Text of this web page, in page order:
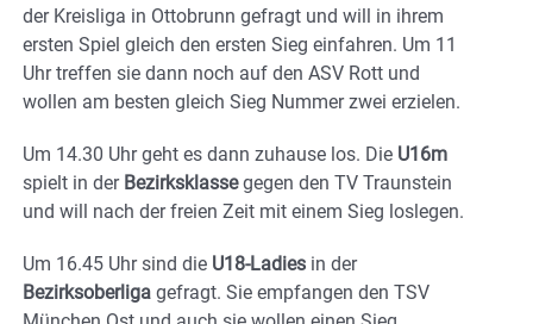
der Kreisliga in Ottobrunn gefragt und will in ihrem
ersten Spiel gleich den ersten Sieg einfahren. Um 11
Uhr treffen sie dann noch auf den ASV Rott und
wollen am besten gleich Sieg Nummer zwei erzielen.
Um 14.30 Uhr geht es dann zuhause los. Die U16m
spielt in der Bezirksklassegegen den TV Traunstein
und will nach der freien Zeit mit einem Sieg loslegen.
Um 16.45 Uhr sind die U18-Ladies in der
Bezirksoberliga gefragt. Sie empfangen den TSV